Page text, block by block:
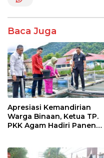
o
k
p
p
Baca Juga
Apresiasi Kemandirian
Warga Binaan, Ketua TP.
PKK Agam Hadiri Panen